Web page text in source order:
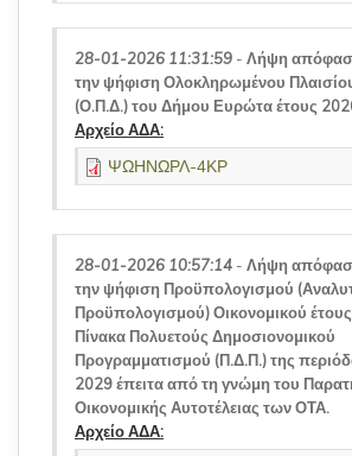
28-01-2026 11:31:59 - Λήψη
την ψήφιση Ολοκληρωμένου
(Ο.Π.Δ.) του Δήμου Ευρώτα έτους
Αρχείο ΑΔΑ:
ΨΩΗΝΩΡΛ-4ΚΡ
28-01-2026 10:57:14 - Λήψη
την ψήφιση Προϋπολογισμού
Προϋπολογισμού) Οικονομικού
Πίνακα Πολυετούς Δημοσιονομικού
Προγραμματισμού (Π.Δ.Π.) της
2029 έπειτα από τη γνώμη του
Οικονομικής Αυτοτέλειας των ΟΤΑ.
Αρχείο ΑΔΑ: